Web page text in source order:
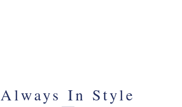
Always In Style